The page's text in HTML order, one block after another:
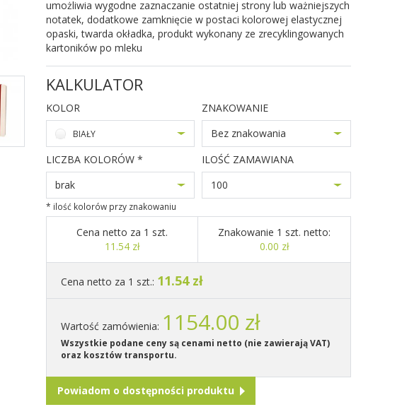
umożliwia wygodne zaznaczanie ostatniej strony lub ważniejszych
notatek, dodatkowe zamknięcie w postaci kolorowej elastycznej
opaski, twarda okładka, produkt wykonany ze zrecyklingowanych
kartoników po mleku
KALKULATOR
KOLOR
BIAŁY
ZNAKOWANIE
Bez znakowania
LICZBA KOLORÓW *
brak
* ilość kolorów przy znakowaniu
ILOŚĆ ZAMAWIANA
100
Cena netto za 1 szt.
11.54 zł
Znakowanie 1 szt. netto:
0.00 zł
Cena netto za 1 szt.: 11.54 zł
Wartość zamówienia: 1154.00 zł
Wszystkie podane ceny są cenami netto (nie zawierają VAT)
oraz kosztów transportu.
Powiadom o dostępności produktu